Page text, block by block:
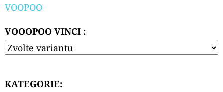
VOOPOO
VOOOPOO VINCI :
KATEGORIE: